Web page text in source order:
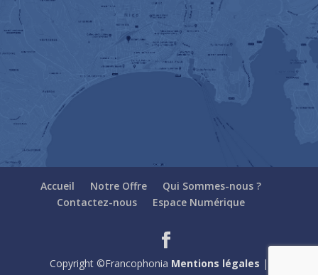
Accueil Notre Offre
Qui Sommes-nous ?
Contactez-nous
Espace Numérique
Copyright ©Francophonia Mentions légales |